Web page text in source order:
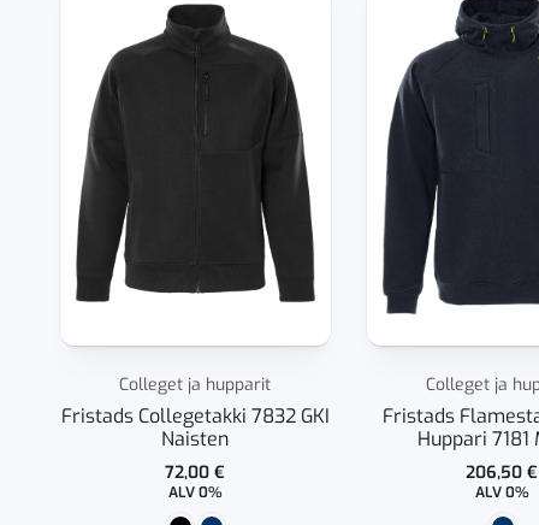
Colleget ja hupparit
Fristads Collegetakki 7832 GKI
Naisten
72,00€
ALV 0%
Colleget ja
Fristads
Huppari 7181
206,50€
ALV 0%